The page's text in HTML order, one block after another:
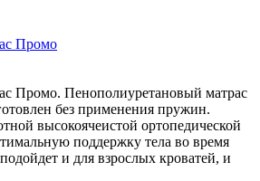
Промо
Промо. Пенополиуретановый матрас
без применения пружин.
высокоячеистой ортопедической
поддержку тела во время
и для взрослых кроватей, и